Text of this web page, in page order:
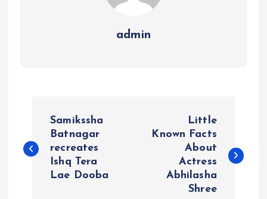
admin
o
Samikssha
Batnagar
recreates
Ishq Tera
Lae Dooba
Little
Known Facts
About
Actress
Abhilasha
Shree